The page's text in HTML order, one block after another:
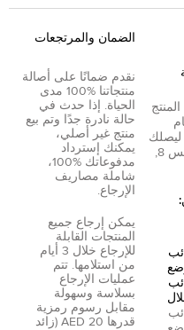
ليصلك
أغسطس 8,
الضمان والمرتجعات
نقدم ضمانًا على أصالة
منتجاتنا %100 مدى
الحياة. إذا حدث في
حالة نادرة جدًا وتم بيع
منتج غير أصلي،
يمكنك إسترداد
مدفوعاتك %100،
شاملة مصاريف
الإرجاع.
يمكن إرجاع جميع
المنتجات القابلة
للإرجاع خلال 3 أيام
من استلامها. تتم
عمليات الإرجاع
بسلاسة وسهولة
مقابل رسوم رمزية
قدرها 20 AED (زائد